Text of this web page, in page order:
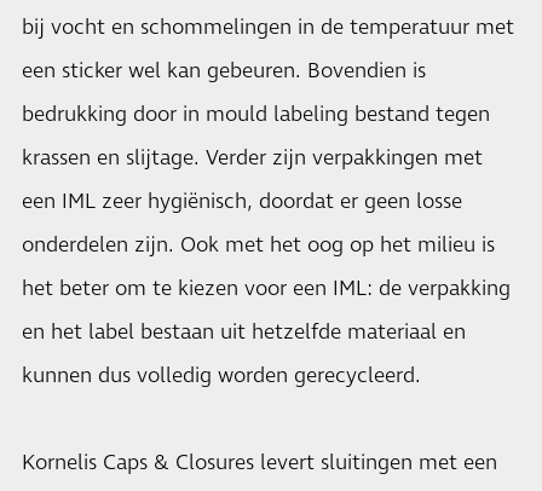
bij vocht en schommelingen in de temperatuur met
een sticker wel kan gebeuren. Bovendien is
bedrukking door in mould labeling bestand tegen
krassen en slijtage. Verder zijn verpakkingen met
een IML zeer hygiënisch, doordat er geen losse
onderdelen zijn. Ook met het oog op het milieu is
het beter om te kiezen voor een IML: de verpakking
en het label bestaan uit hetzelfde materiaal en
kunnen dus volledig worden gerecycleerd.
Kornelis Caps & Closures levert sluitingen met een